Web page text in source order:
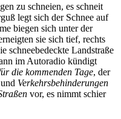
zu schneien, es schneit
legt sich der Schnee auf
biegen sich unter der
sie sich tief, rechts
schneebedeckte Landstraße
im Autoradio kündigt
die kommenden Tage, der
Verkehrsbehinderungen
vor, es nimmt schier